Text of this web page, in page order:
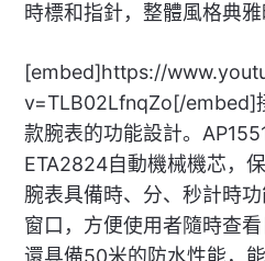
時標和指針，整體風格典雅
[embed]https://
v=TLB02LfnqZo[/embed]
款腕表的功能設計。
ETA2824自動機械機芯，
腕表具備時、分、秒計時
窗口，方便使用者隨時查
還具備50米的防水性能，